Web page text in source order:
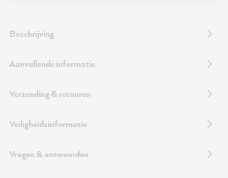
Beschrijving
Aanvullende informatie
Verzending & retouren
Veiligheidsinformatie
Vragen & antwoorden